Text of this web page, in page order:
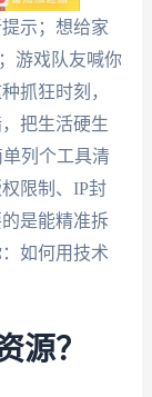
示；想给家
游戏队友喊你
抓狂时刻，
把生活硬生
列个工具清
限制、IP封
是能精准拆
如何用技术
源？